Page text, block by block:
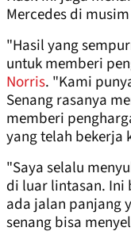
Mercedes di musim
"Hasil yang
untuk memberi
Norris. "Kami
Senang rasanya
memberi
yang telah bekerja
"Saya selalu
di luar lintasan. Ini
ada jalan panjang
senang bisa